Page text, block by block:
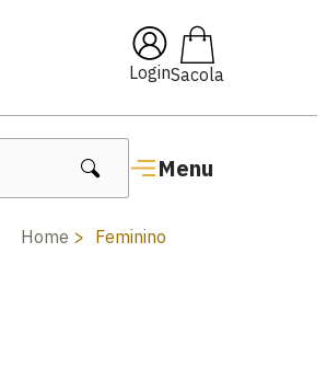
Login
Menu
🔥 Lançamentos Femininos
Home Feminino